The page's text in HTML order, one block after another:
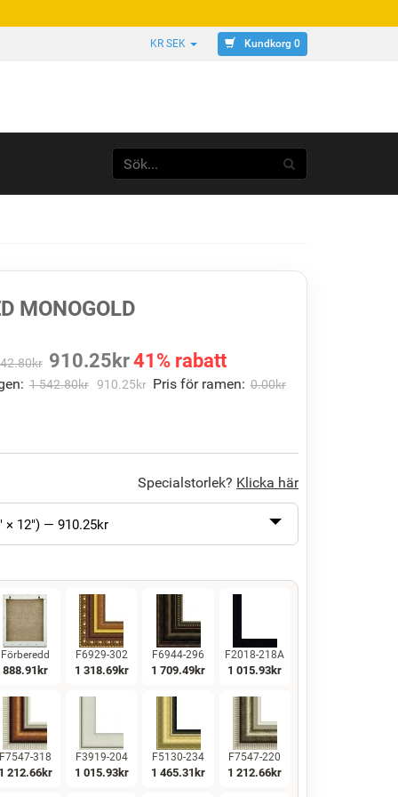
KR SEK Kundkorg 0
MONOGOLD
kr 910.25 kr41% rabatt
1 542.80kr 910.25kr Pris för ramen: 0.00kr
Specialstorlek? Klicka här
× 12") — 910.25kr
Förberedd
888.91 kr
F6929-302
1 318.69kr
F6944-296
1 709.49kr
F2018-218A
1 015.93kr
F7547-318
1 212.66kr
F3919-204
1 015.93kr
F5130-234
1 465.31 kr
F7547-220
1 212.66kr